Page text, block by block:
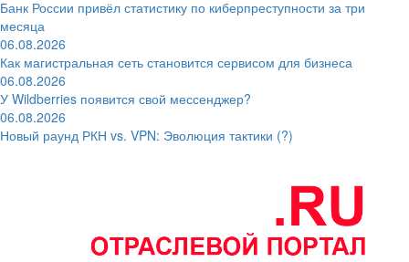
Банк России привёл статистику по киберпреступности за три
месяца
06.08.2026
Как магистральная сеть становится сервисом для бизнеса
06.08.2026
У Wildberries появится свой мессенджер?
06.08.2026
Новый раунд РКН vs. VPN: Эволюция тактики (?)